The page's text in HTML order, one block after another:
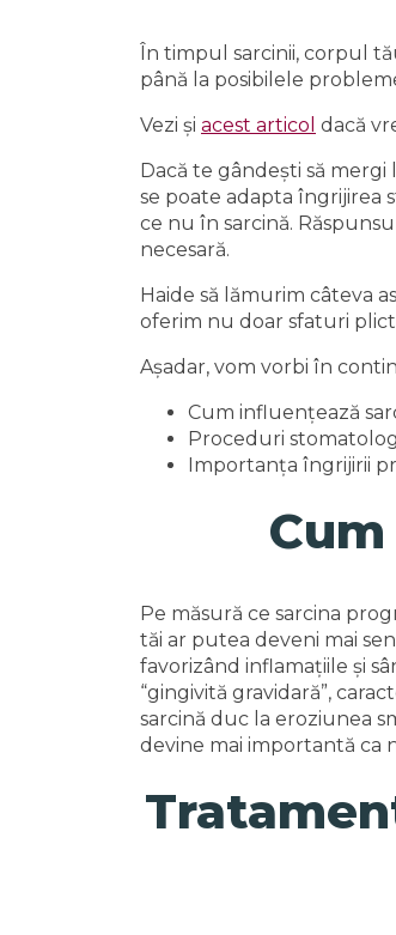
În timpul sarcinii, corpul
până la posibilele
Vezi și acest articol dacă
Dacă te gândești să
se poate adapta îngrijirea
ce nu în sarcină.
necesară.
Haide să lămurim câteva
oferim nu doar sfaturi
Așadar, vom vorbi în
Cum influențează
Proceduri
Importanța îngrijirii
Pe măsură ce sarcina
tăi ar putea deveni mai
favorizând inflamațiile și
“gingivită gravidară”,
sarcină duc la eroziunea
devine mai importantă ca